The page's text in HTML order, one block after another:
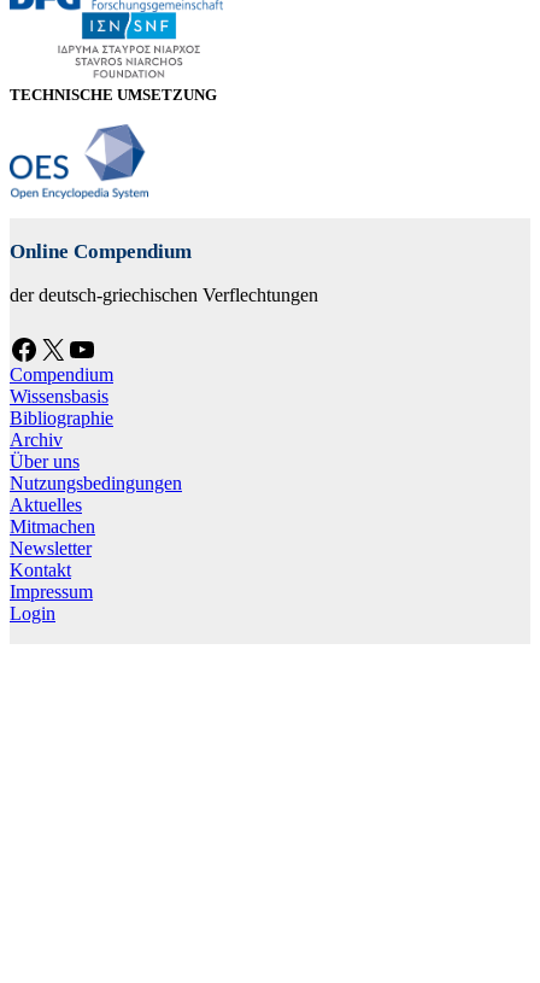
TECHNISCHE UMSETZUNG
Online Compendium
der deutsch-griechischen Verflechtungen
Facebook X YouTube
Compendium
Wissensbasis
Bibliographie
Archiv
Über uns
Nutzungsbedingungen
Aktuelles
Mitmachen
Newsletter
Kontakt
Impressum
Login